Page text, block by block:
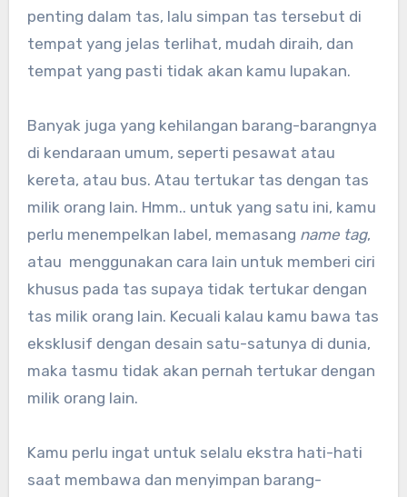
penting dalam tas, lalu simpan tas tersebut di
tempat yang jelas terlihat, mudah diraih, dan
tempat yang pasti tidak akan kamu lupakan.
Banyak juga yang kehilangan barang-barangnya
di kendaraan umum, seperti pesawat atau
kereta, atau bus. Atau tertukar tas dengan tas
milik orang lain. Hmm.. untuk yang satu ini, kamu
perlu menempelkan label, memasang name tag,
atau menggunakan cara lain untuk memberi ciri
khusus pada tas supaya tidak tertukar dengan
tas milik orang lain. Kecuali kalau kamu bawa tas
eksklusif dengan desain satu-satunya di dunia,
maka tasmu tidak akan pernah tertukar dengan
milik orang lain.
Kamu perlu ingat untuk selalu ekstra hati-hati
saat membawa dan menyimpan barang-